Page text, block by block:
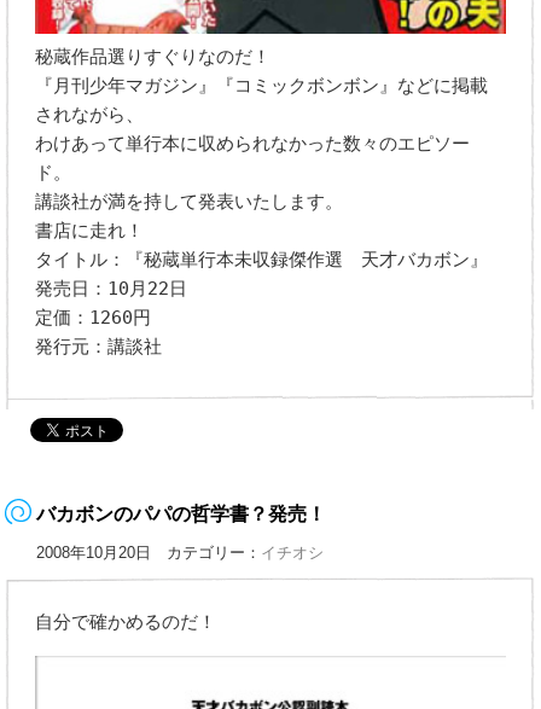
秘蔵作品選りすぐりなのだ！
『月刊少年マガジン』『コミックボンボン』などに掲載
されながら、
わけあって単行本に収められなかった数々のエピソー
ド。
講談社が満を持して発表いたします。
書店に走れ！
タイトル：『秘蔵単行本未収録傑作選 天才バカボン』
発売日：10月22日
定価：1260円
発行元：講談社
バカボンのパパの哲学書？発売！
2008年10月20日 カテゴリー： イチオシ
自分で確かめるのだ！